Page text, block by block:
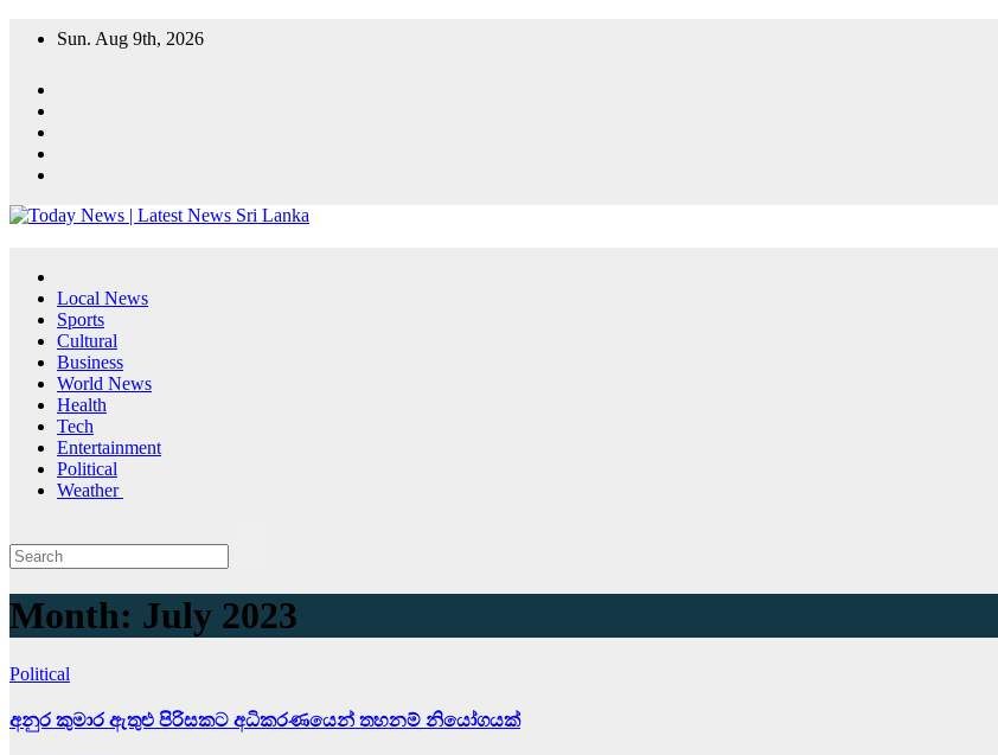
Sun. Aug 9th, 2026
Local News
Sports
Cultural
Business
World News
Health
Tech
Entertainment
Political
Weather
Month: July 2023
Political
අනුර කුමාර ඇතුළු පිරිසකට අධිකරණයෙන් තහනම් නියෝගයක්